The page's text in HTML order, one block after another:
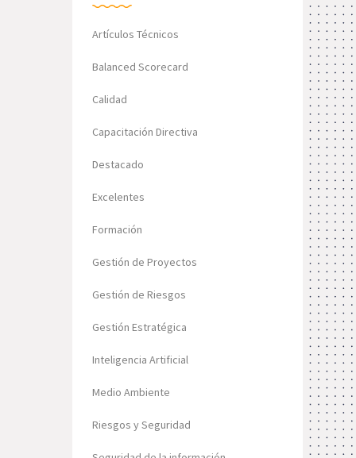
Artículos Técnicos
Balanced Scorecard
Calidad
Capacitación Directiva
Destacado
Excelentes
Formación
Gestión de Proyectos
Gestión de Riesgos
Gestión Estratégica
Inteligencia Artificial
Medio Ambiente
Riesgos y Seguridad